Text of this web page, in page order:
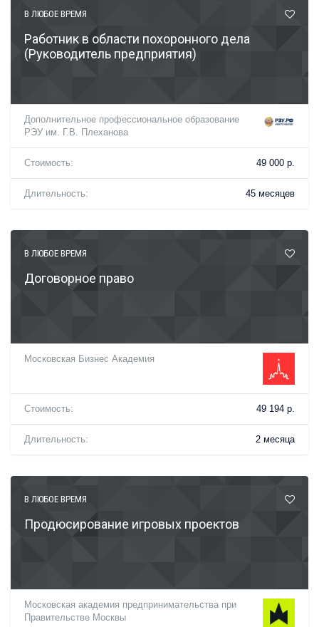
В ЛЮБОЕ ВРЕМЯ
Работник в области похоронного дела
(Руководитель предприятия)
Дополнительное профессиональное образование
РЭУ им. Г.В. Плеханова
Стоимость: 49 000 р.
Длительность: 45 месяцев
В ЛЮБОЕ ВРЕМЯ
Договорное право
Московская Бизнес Академия
Стоимость: 49 194 р.
Длительность: 2 месяца
В ЛЮБОЕ ВРЕМЯ
Продюсирование игровых проектов
Московская академия предпринимательства при
Правительстве Москвы